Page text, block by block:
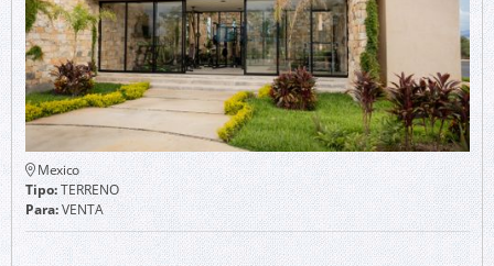
Mexico
Tipo:TERRENO
Para:VENTA